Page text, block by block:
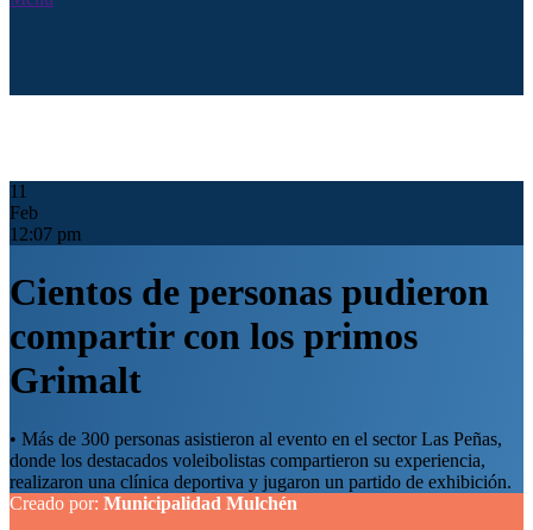
11
Feb
12:07 pm
Cientos de personas pudieron
compartir con los primos
Grimalt
• Más de 300 personas asistieron al evento en el sector Las Peñas,
donde los destacados voleibolistas compartieron su experiencia,
realizaron una clínica deportiva y jugaron un partido de exhibición.
Creado por: Municipalidad Mulchén